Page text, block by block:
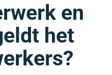
en
het